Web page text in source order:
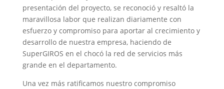
presentación del proyecto, se reconoció y resaltó la
maravillosa labor que realizan diariamente con
esfuerzo y compromiso para aportar al crecimiento y
desarrollo de nuestra empresa, haciendo de
SuperGIROS en el chocó la red de servicios más
grande en el departamento.
Una vez más ratificamos nuestro compromiso